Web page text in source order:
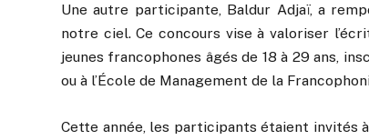
Une autre participante, Baldur Adjaï, a
notre ciel. Ce concours vise à valoriser
jeunes francophones âgés de 18 à 29 ans,
ou à l’École de Management de la
Cette année, les participants étaient invités